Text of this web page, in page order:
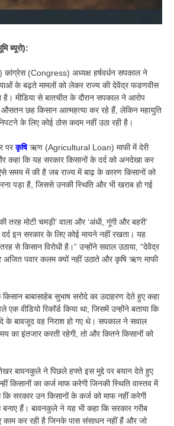
ब्यूरो):
कांग्रेस (Congress) अध्यक्ष हर्षवर्धन सपकाल ने
के बढ़ते मामलों को लेकर राज्य की देवेंद्र फडणवीस
है। मीडिया से बातचीत के दौरान सपकाल ने आरोप
औसतन छह किसान आत्महत्या कर रहे हैं, लेकिन महायुति
के लिए कोई ठोस कदम नहीं उठा रही है।
परकृषिऋण (Agricultural Loan) माफी में देरी
कहा कि यह सरकार किसानों के दर्द को अनदेखा कर
समय में की है जब राज्य में बाढ़ के कारण किसानों को
पड़ा है, जिससे उनकी स्थिति और भी खराब हो गई
तरह मोटी चमड़ी’ वाला और ‘अंधी, गूंगी और बहरी’
दर्द इन सरकार के लिए कोई मायने नहीं रखता। यह
से किसान विरोधी है।” उन्होंने सवाल उठाया, “देवेंद्र
पवार कलम क्यों नहीं उठाते और कृषि ऋण माफी
बाबासाहेब सुभाष सरोदे का उदाहरण देते हुए कहा
वीडियो रिकॉर्ड किया था, जिसमें उन्होंने बताया कि
के बावजूद वह निराश हो गए थे। सपकाल ने सवाल
का इंतजार करती रहेगी, तो और कितने किसानों को
बावनकुले ने पिछले हफ्ते इस मुद्दे पर बयान देते हुए
किसानों का कर्ज माफ करेगी जिनकी स्थिति वास्तव में
कि सरकार उन किसानों के कर्ज को माफ नहीं करेगी
बनाए हैं। बावनकुले ने यह भी कहा कि सरकार गरीब
काम कर रही है जिनके पास संसाधन नहीं हैं और जो